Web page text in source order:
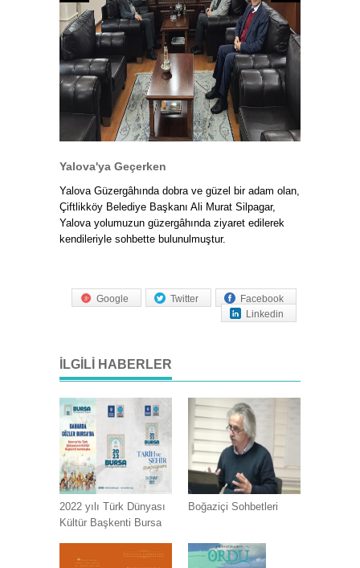
Yalova'ya Geçerken
Yalova Güzergâhında dobra ve güzel bir adam olan,
Çiftlikköy Belediye Başkanı Ali Murat Silpagar,
Yalova yolumuzun güzergâhında ziyaret edilerek
kendileriyle sohbette bulunulmuştur.
Facebook
Twitter
Google
Linkedin
İLGILI HABERLER
2022 yılı Türk Dünyası
Kültür Başkenti Bursa
Boğaziçi Sohbetleri